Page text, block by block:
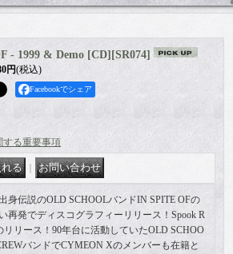
- 1999 & Demo [CD] [SR074]
円(税込)
Facebookでシェア
する重要事項
身伝説のOLD SCHOOLバンドIN SPITE OFの
再発でディスコグラフィーリリース！Spook R
リリース！90年台に活動していたOLD SCHOO
バンドでCYMEON Xのメンバーも在籍と